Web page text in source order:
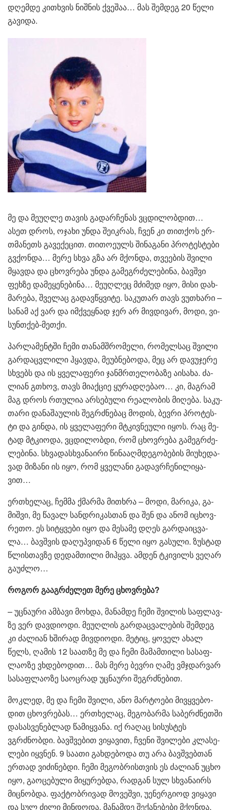
დღემ­დე კი­თხვის ნიშ­ნის ქვე­შაა… მას შემ­დეგ 20 წელი
გა­ვი­და.
მე და მე­უღ­ლე თა­ვის გა­დარ­ჩე­ნას ვცდი­ლობ­დით…
ასეთ დროს, ოჯა­ხი უნდა შე­იკ­რას, ჩვენ კი თით­ქოს ერ­
თმა­ნეთს გა­ვე­ქე­ცით. თი­თო­ე­ულს ში­ნა­გა­ნი პრო­ტეს­ტე­ბი
გვქონ­და… მერე სხვა გზა არ მქონ­და, თვე­ე­ბის შვი­ლი
მყავ­და და ცხოვ­რე­ბა უნდა გა­მეგ­რძე­ლე­ბი­ნა, ბავ­შვი
ფეხ­ზე და­მე­ყე­ნე­ბი­ნა… მე­უღ­ლეც მძი­მედ იყო, მისი დახ­
მა­რე­ბა, შვე­ლაც გა­დავ­წყვი­ტე. სა­კუ­თარ თავს ვუ­თხა­რი –
სა­ნამ აქ ვარ და იმ­ქვეყ­ნად ჯერ არ მივ­დი­ვარ, მოდი, ვი­
სუნ­თქებ-მეთ­ქი.
პარ­ლა­მენ­ტში ჩემი თა­ნამ­შრო­მე­ლი, რო­მელ­საც შვი­ლი
გარ­დაც­ვლი­ლი ჰყავ­და, მე­უბ­ნე­ბო­და, მეც არ და­ვუ­ჯე­რე
სხვებს და ის ყვე­ლა­ფე­რი ჯან­მრთე­ლო­ბა­ზე აი­სა­ხა. ძა­
ლი­ან გთხოვ, თავს მი­აქ­ციე ყუ­რა­დღე­ბაო… კი, მაგ­რამ
მაგ დროს რთუ­ლია არ­სე­ბუ­ლი რე­ა­ლო­ბის მი­ღე­ბა. სა­კუ­
თა­რი და­ნა­შა­უ­ლის შეგ­რძნე­ბაც მო­დის, ბევ­რი პრო­ტეს­
ტი და გინ­და, ის ყვე­ლა­ფე­რი მტკივ­ნე­უ­ლი იყოს. რაც მე­
ტად მტკი­ო­და, ვცდი­ლობ­დი, რომ ცხოვ­რე­ბა გა­მეგ­რძე­
ლე­ბი­ნა. სხვა­დას­ხვა­ნა­ი­რი წი­ნა­აღ­მდე­გო­ბე­ბის მი­უ­ხე­და­
ვად მი­ზა­ნი ის იყო, რომ ყვე­ლა­ნი გა­დავ­რჩე­ნი­ლი­ყა­
ვით…
ერთხე­ლაც, ჩემ­მა ქმარ­მა მი­თხრა – მოდი, მა­რი­კა, გა­
მიშ­ვი, მე წა­ვალ სან­დრი­კას­თან და შენ და ანომ იცხოვ­
რე­თო. ეს სი­ტყვე­ბი იყო და მე­სა­მე დღეს გარ­და­იც­ვა­
ლა… ბავ­შვის და­ღუპ­ვი­დან 6 წელი იყო გა­სუ­ლი. ზუს­ტად
წლის­თავ­ზე დე­დამ­თი­ლი მიჰ­ყვა. ამ­დენ ტკი­ვილს ვე­ღარ
გა­უძ­ლო…
რო­გორ გა­აგ­რძე­ლეთ მერე ცხოვ­რე­ბა?
– უც­ნა­უ­რი ამ­ბა­ვი მოხ­და, მა­ნამ­დე ჩემი შვი­ლის საფ­ლავ­
ზე ვერ დავ­დი­ო­დი. მე­უღ­ლის გარ­დაც­ვა­ლე­ბის შემ­დეგ
კი ძა­ლი­ან ხში­რად მივ­დი­ო­დი. მე­ტიც, ყო­ველ ახალ
წელს, ღა­მის 12 სა­ათ­ზე მე და ჩემი მა­მამ­თი­ლი სა­საფ­
ლა­ო­ზე ვხდე­ბო­დით… მას მერე ბევ­რი ღამე ვმჯდარ­ვარ
სა­საფ­ლა­ო­ზე სა­ოც­რად უც­ნა­უ­რი შეგ­რძნე­ბით.
მოკ­ლედ, მე და ჩემი შვი­ლი, ანო მარ­ტო­ე­ბი მივ­ყვე­ბო­
დით ცხოვ­რე­ბას… ერთხე­ლაც, მე­გო­ბარ­მა სა­ბერ­ძნეთ­ში
და­სას­ვე­ნებ­ლად წა­მიყ­ვა­ნა. იქ რა­ღაც სი­სუს­ტეს
ვგრძნობ­დი. ბავ­შვე­ბით ვი­ყა­ვით, ჩვე­ნი შვი­ლე­ბი კლა­სე­
ლე­ბი იყ­ვნენ. 9 სა­ა­თი გახ­დე­ბო­და თუ არა ბავ­შვებ­თან
ერ­თად ვი­ძი­ნებ­დი. ჩემი მე­გობ­რის­თვის ეს ძა­ლი­ან უცხო
იყო, გა­ო­ცე­ბუ­ლი მი­ყუ­რებ­და, რად­გან სულ სხვა­ნა­ირს
მიც­ნობ­და. ფაქ­ტობ­რი­ვად მო­ვეშ­ვი, უე­ნერ­გი­ოდ ვი­ყა­ვი
და სულ ძილი მინ­დო­და. მა­ნამ­დე შე­ქა­ნე­ბე­ბი მქონ­და,